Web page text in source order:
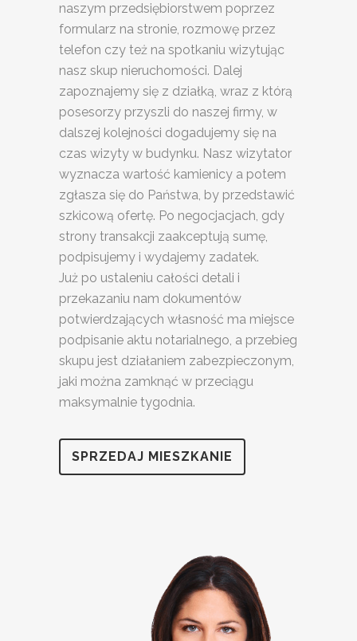
naszym przedsiębiorstwem poprzez
formularz na stronie, rozmowę przez
telefon czy też na spotkaniu wizytując
nasz skup nieruchomości. Dalej
zapoznajemy się z działką, wraz z którą
posesorzy przyszli do naszej firmy, w
dalszej kolejności dogadujemy się na
czas wizyty w budynku. Nasz wizytator
wyznacza wartość kamienicy a potem
zgłasza się do Państwa, by przedstawić
szkicową ofertę. Po negocjacjach, gdy
strony transakcji zaakceptują sumę,
podpisujemy i wydajemy zadatek.
Już po ustaleniu całości detali i
przekazaniu nam dokumentów
potwierdzających własność ma miejsce
podpisanie aktu notarialnego, a przebieg
skupu jest działaniem zabezpieczonym,
jaki można zamknąć w przeciągu
maksymalnie tygodnia.
SPRZEDAJ MIESZKANIE